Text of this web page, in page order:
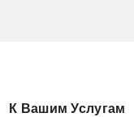
К Вашим Услугам